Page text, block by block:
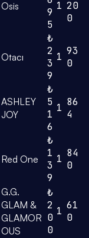
Osis
9
5
1 20
0
Otacı
₺
2
3
9
1 93
0
ASHLEY
JOY
₺
5
1
6
1 86
4
Red One
₺
1
3
9
1 84
0
G.G.
GLAM &
GLAMOR
OUS
₺
2
0
0
1 61
0